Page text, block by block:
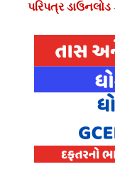
પરિપત્ર